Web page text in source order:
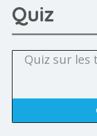
Quiz
Quiz sur les